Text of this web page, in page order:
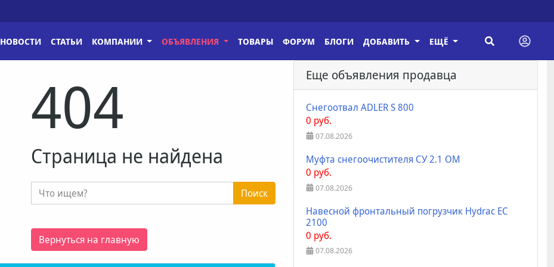
НОВОСТИ СТАТЬИ КОМПАНИИ ОБЪЯВЛЕНИЯ ТОВАРЫ ФОРУМ БЛОГИ ДОБАВИТЬ ЕЩЁ
404
Страница не найдена
Поиск
Вернуться на главную
Еще объявления продавца
Снегоотвал ADLER S 800
0 руб.
07.08.2026
Муфта снегоочистителя СУ 2.1 ОМ
0 руб.
07.08.2026
Навесной фронтальный погрузчик Hydrac EC
2100
0 руб.
07.08.2026